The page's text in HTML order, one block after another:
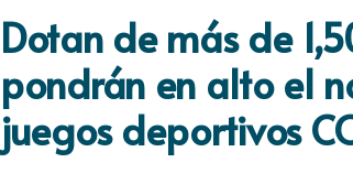
Dotan de más de
pondrán en alto el
juegos deportivos